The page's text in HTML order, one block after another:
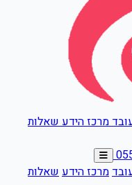
מרכז הידעשאלות
מרכז הידעשאלות